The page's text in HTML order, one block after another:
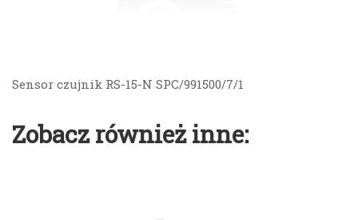
Sensor czujnik RS-15-N SPC/991500/7/1
Zobacz również inne: